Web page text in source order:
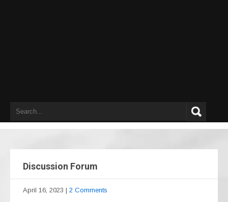
Discussion Forum
April 16, 2023 | 2 Comments